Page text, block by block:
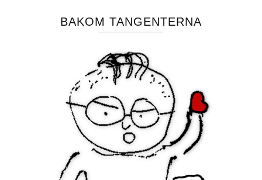
BAKOM TANGENTERNA